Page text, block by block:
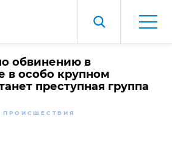
обвинению в
в особо крупном
преступная группа
ПРОИСШЕСТВИЯ